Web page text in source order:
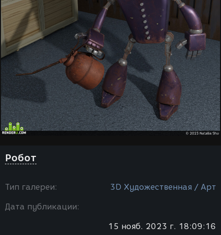
Робот
Тип галереи: 3D Художественная / Арт
Дата публикации:
15 нояб. 2023 г. 18:09:16